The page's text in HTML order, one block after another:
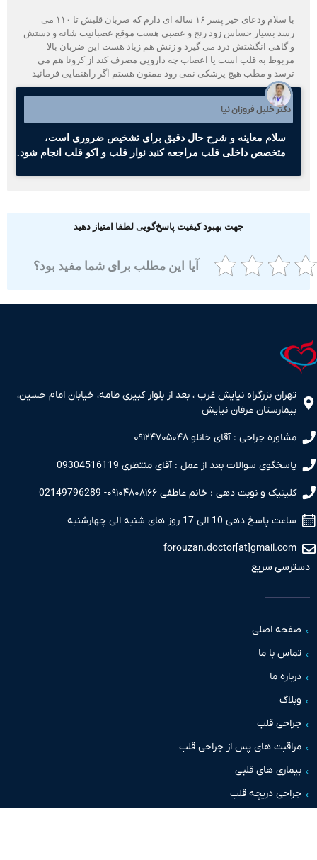
با سلام ودعای خیر پسر ۱۶ ساله ای دارم که ضربان قلبش تا ۱۱۰ می
بسیار حساس زود رنج و عصبی هست موقع عصبانیت شانه و دستش
گاهی انگشتش درد می گیرد و زنش هم زیاد هست این ضربان بالا
به قلب است یا اعصاب چه دارویی مصرف کند از کرونا هم می
و مطب هیچ پزشکی نمی رود ممنون هستم اگر راهنمایی فرمائید
دکتر خلیل فروزان نیا
سلام معاینه و شرح حال دقیق برای تشخیص ضروری است،
متخصص داخلی قلب مراجعه کنید نوار قلب و اکو قلب انجام شود.
جهت بهبود کیفیت پاسخ‌گویی لطفا امتیاز دهید
آیا این مطلب برای شما مفید بود؟
بزرگراه نیایش غرب ، بعد از بلوار کبیری طامه، خیابان امام حسین،
عرفان نیایش
جراحی : آقای خانلو ۰۹۱۲۴۷۰۵۰۴۸
سوالات بعد از عمل : آقای منتظری 09304516119
و نوبت دهی : خانم عاطفی ۰۹۱۰۴۸۰۸۱۶۶- 02149796289
دهی 10 الی 17 روز های شنبه الی چهارشنبه
سریع
اصلی
با ما
ما
قلب
های پس از جراحی قلب
های قلبی
دریچه قلب